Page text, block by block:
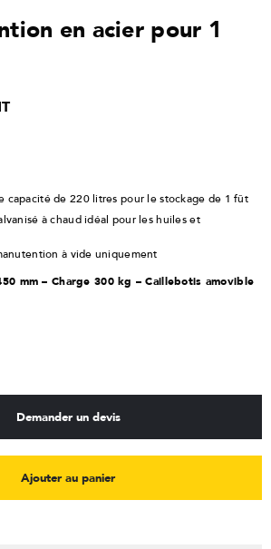
en acier pour 1
capacité de 220 litres pour le stockage de 1 fût
à chaud idéal pour les huiles et
à vide uniquement
mm – Charge 300 kg – Caillebotis amovible
Demander un devis
Ajouter au panier